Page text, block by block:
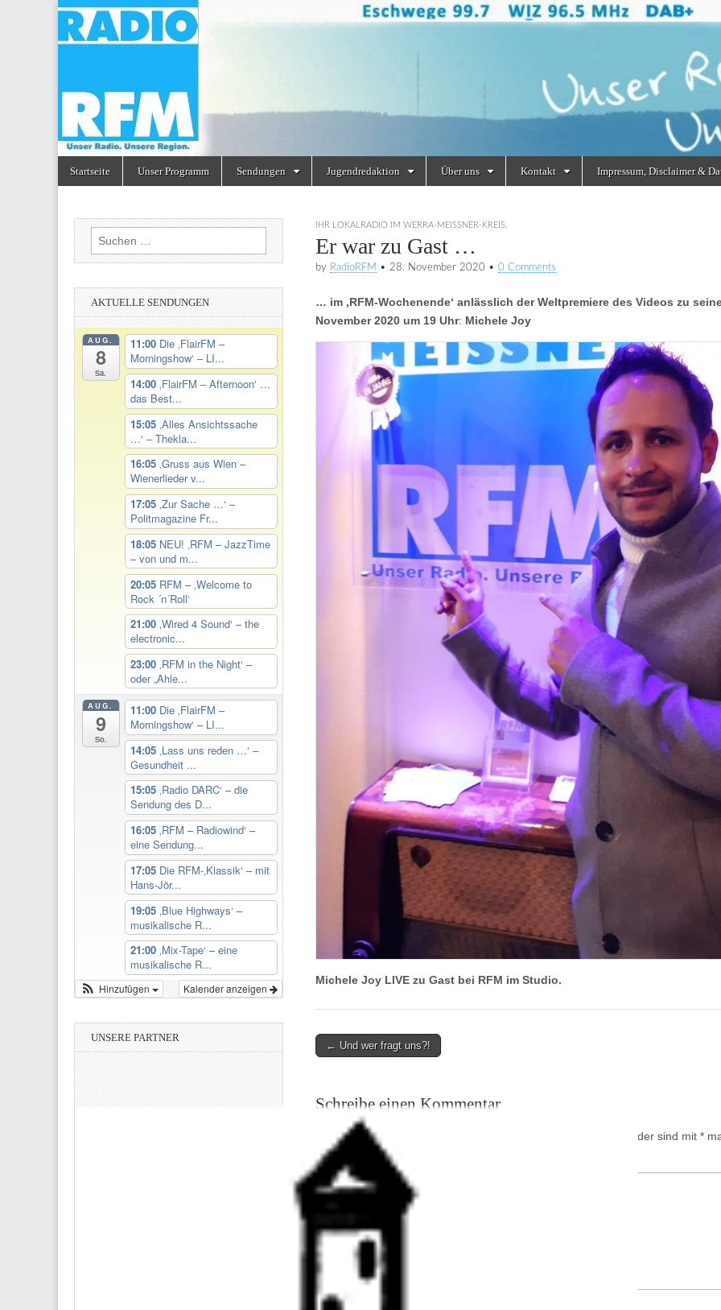
Radio
RFM
Main
menu
Startseite Unser Programm Sendungen Jugendredaktion Über uns Kontakt Impressum, Disclaimer &
IHR LOKALRADIO IM WERRA-MEISSNER-KREIS.
Er war zu Gast …
by RadioRFM • 28. November 2020 • 0 Comments
… im ‚RFM-Wochenende‘ anlässlich der Weltpremiere des Videos zu
November 2020 um 19 Uhr: Michele Joy
Michele Joy LIVE zu Gast bei RFM im Studio.
Post← Und wer fragt uns?!
Schreibe einen Kommentar
Deine E-Mail-Adresse wird nicht veröffentlicht. Erforderliche Felder sind mit *
Kommentar
Suchen
nach:
AKTUELLE SENDUNGEN
AUG.
8
Sa.
11:00 Die ‚FlairFM –
Morningshow‘ – LI...
14:00 ‚FlairFM – Afternoon‘ …
das Best...
15:05 ‚Alles Ansichtssache
…‘ – Thekla...
16:05 ‚Gruss aus Wien –
Wienerlieder v...
17:05 ‚Zur Sache …‘ –
Politmagazine Fr...
18:05 NEU! ‚RFM – JazzTime
– von und m...
20:05 RFM – ‚Welcome to
Rock ´n´Roll‘
21:00 ‚Wired 4 Sound‘ – the
electronic...
23:00 ‚RFM in the Night‘ –
oder „Ahle...
AUG.
9
So.
11:00 Die ‚FlairFM –
Morningshow‘ – LI...
14:05 ‚Lass uns reden …‘ –
Gesundheit ...
15:05 ‚Radio DARC‘ – die
Sendung des D...
16:05 ‚RFM – Radiowind‘ –
eine Sendung...
17:05 Die RFM-‚Klassik‘ – mit
Hans-Jör...
19:05 ‚Blue Highways‘ –
musikalische R...
21:00 ‚Mix-Tape‘ – eine
musikalische R...
Kalender anzeigen
Hinzufügen
UNSERE PARTNER